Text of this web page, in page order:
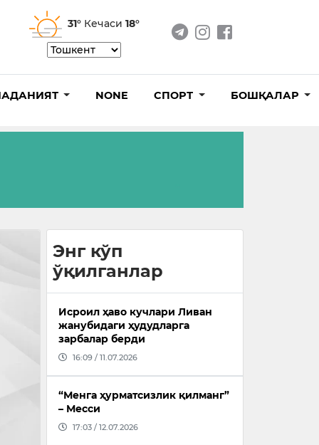
31° Кечаси 18°
NONE СПОРТ БОШҚАЛАР
Энг кўп
ўқилганлар
Исроил ҳаво кучлари Ливан
жанубидаги ҳудудларга
зарбалар берди
16:09 / 11.07.2026
“Менга ҳурматсизлик қилманг”
– Месси
17:03 / 12.07.2026